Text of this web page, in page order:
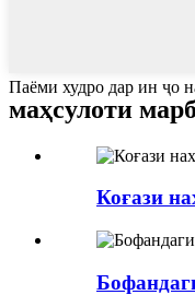
Паёми худро дар ин ҷо
маҳсулоти
Коғази